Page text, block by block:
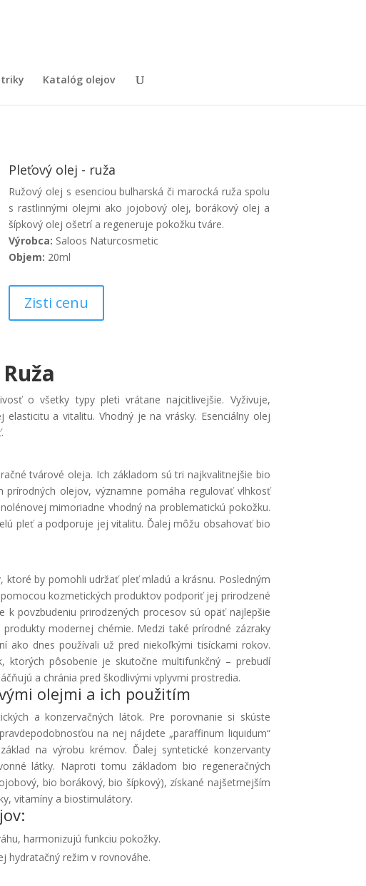
Katalóg olejov
Pleťový olej - ruža
Ružový olej s esenciou bulharská či marocká ruža spolu
s rastlinnými olejmi ako jojobový olej, borákový olej a
šípkový olej ošetrí a regeneruje pokožku tváre.
Výrobca: Saloos Naturcosmetic
Objem: 20ml
Zisti cenu
o všetky typy pleti vrátane najcitlivejšie. Vyživuje,
a vitalitu. Vhodný je na vrásky. Esenciálny olej
tvárové oleja. Ich základom sú tri najkvalitnejšie bio
olejov, významne pomáha regulovať vlhkosť
mimoriadne vhodný na problematickú pokožku.
pleť a podporuje jej vitalitu. Ďalej môžu obsahovať bio
by pomohli udržať pleť mladú a krásnu. Posledným
kozmetických produktov podporiť jej prirodzené
k povzbudeniu prirodzených procesov sú opäť najlepšie
modernej chémie. Medzi také prírodné zázraky
ako dnes používali už pred niekoľkými tisíckami rokov.
ktorých pôsobenie je skutočne multifunkčný – prebudí
a chránia pred škodlivými vplyvmi prostredia.
olejmi a ich použitím
a konzervačných látok. Pre porovnanie si skúste
na nej nájdete „paraffinum liquidum“
na výrobu krémov. Ďalej syntetické konzervanty
látky. Naproti tomu základom bio regeneračných
bio borákový, bio šípkový), získané najšetrnejším
vitamíny a biostimulátory.
harmonizujú funkciu pokožky.
hydratačný režim v rovnováhe.